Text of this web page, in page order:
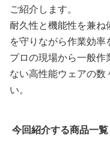
ご紹介します。
耐久性と機能性を兼
を守りながら作業効率
プロの現場から一般
ない高性能ウェアの数
い。
今回紹介する商品一覧